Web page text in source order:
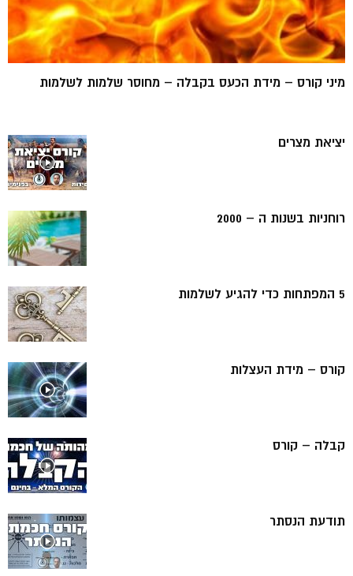
מיני קורס – מידת הכעס בקבלה – מחוסר שלמות לשלמות
יציאת מצרים
רוחניות בשנות ה – 2000
5 המפתחות כדי להגיע לשלמות
קורס – מידת העצלות
קבלה – קורס
תודעת הנסתר